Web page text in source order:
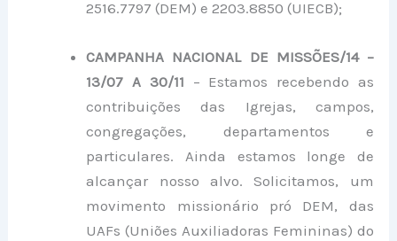
2516.7797 (DEM) e 2203.8850 (UIECB);
CAMPANHA NACIONAL DE MISSÕES/14 –
13/07 A 30/11 – Estamos recebendo as
contribuições das Igrejas, campos,
congregações, departamentos e
particulares. Ainda estamos longe de
alcançar nosso alvo. Solicitamos, um
movimento missionário pró DEM, das
UAFs (Uniões Auxiliadoras Femininas) do